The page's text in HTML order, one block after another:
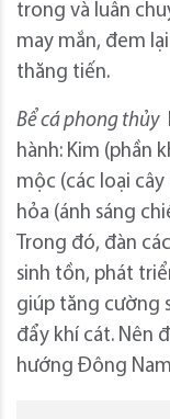
trong và luân
may mắn, đem
thăng tiến.
Bể cá phong thủy
hành: Kim (phần
mộc (các loại
hỏa (ánh sáng
Trong đó, đàn
sinh tồn, phát
giúp tăng cường
đẩy khí cát. Nên
hướng Đông